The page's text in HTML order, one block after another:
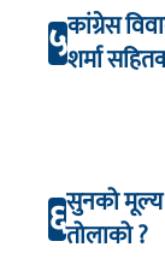
५कांग्रेस
शर्मा
६सुनको मूल्य
तोलाको ?